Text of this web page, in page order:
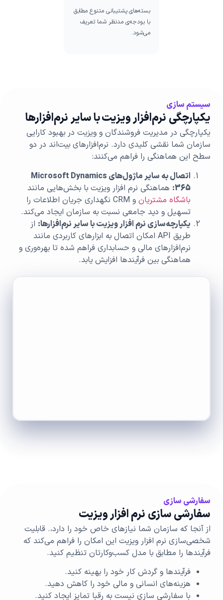
بسته‌های پشتیبانی متنوع مطابق
با بودجه‌ی مدنظر شما تعریف
می‌شود.
سیستم سازی
یکپارچگی نرم‌افزار ویزیت با سایر نرم‌افزارها
یکپارچگی در مدیریت فروشندگان و ویزیت در بهبود کارایی
سازمان‌ شما نقشی کلیدی دارد. نرم‌افزارهای بیت‌اند در دو
سطح این هماهنگی را فراهم می‌کنند:
اتصال به سایر ماژول‌های Microsoft Dynamics
365: هماهنگی نرم افزار ویزیت با بخش‌هایی مانند
باشگاه مشتریان
و CRM نگهداری جریان اطلاعات را
تسهیل و دید جامعی نسبت به سازمان ایجاد می‌کند.
یکپارچه‌سازی نرم افزار ویزیت با سایر نرم‌افزارها: از
طریق API امکان اتصال به ابزارهای کاربردی مانند
نرم‌افزارهای مالی و حسابداری فراهم شده تا بهره‌وری و
هماهنگی بین فرآیندها افزایش یابد.
سفارشی سازی
سفارشی سازی نرم افزار ویزیت
از آنجا که سازمان شما نیازهای خاص خود را دارد،. قابلیت
شخصی‌سازی نرم افزار ویزیت این امکان را فراهم می‌کند که
فرآیندها را مطابق با مدل کسب‌وکارتان تنظیم کنید.
فرآیندها و گردش کار خود را بهینه کنید.
هزینه‌های انسانی و مالی خود را کاهش دهید.
با سفارشی سازی نیست به رقبا تمایز ایجاد کنید.